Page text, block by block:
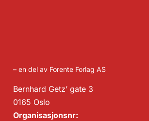
– en del av Forente Forlag AS
Bernhard Getz’ gate 3
0165 Oslo
Organisasjonsnr: